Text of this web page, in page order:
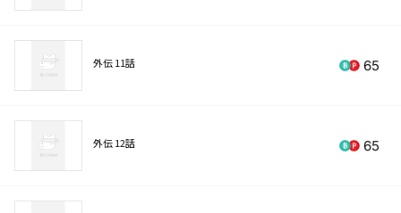
外伝 11話 65
外伝 12話 65